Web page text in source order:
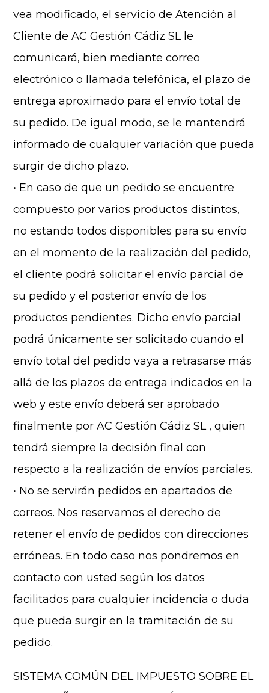
vea modificado, el servicio de Atención al
Cliente de AC Gestión Cádiz SL le
comunicará, bien mediante correo
electrónico o llamada telefónica, el plazo de
entrega aproximado para el envío total de
su pedido. De igual modo, se le mantendrá
informado de cualquier variación que pueda
surgir de dicho plazo.
• En caso de que un pedido se encuentre
compuesto por varios productos distintos,
no estando todos disponibles para su envío
en el momento de la realización del pedido,
el cliente podrá solicitar el envío parcial de
su pedido y el posterior envío de los
productos pendientes. Dicho envío parcial
podrá únicamente ser solicitado cuando el
envío total del pedido vaya a retrasarse más
allá de los plazos de entrega indicados en la
web y este envío deberá ser aprobado
finalmente por AC Gestión Cádiz SL , quien
tendrá siempre la decisión final con
respecto a la realización de envíos parciales.
• No se servirán pedidos en apartados de
correos. Nos reservamos el derecho de
retener el envío de pedidos con direcciones
erróneas. En todo caso nos pondremos en
contacto con usted según los datos
facilitados para cualquier incidencia o duda
que pueda surgir en la tramitación de su
pedido.
SISTEMA COMÚN DEL IMPUESTO SOBRE EL